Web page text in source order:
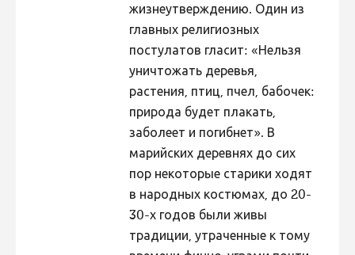
жизнеутверждению. Один из
главных религиозных
постулатов гласит: «Нельзя
уничтожать деревья,
растения, птиц, пчел, бабочек:
природа будет плакать,
заболеет и погибнет». В
марийских деревнях до сих
пор некоторые старики ходят
в народных костюмах, до 20-
30-х годов были живы
традиции, утраченные к тому